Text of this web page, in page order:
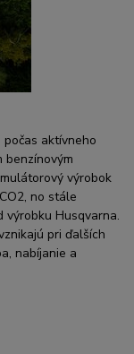
aktívneho
benzínovým
výrobok
no stále
výrobku Husqvarna.
pri ďalších
nabíjanie a